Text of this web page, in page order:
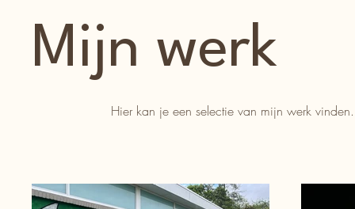
Mijn werk
Hier kan je een selectie van mijn werk vinden.